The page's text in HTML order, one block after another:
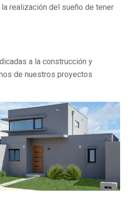
realización del sueño de tener
a la construcción y
de nuestros proyectos